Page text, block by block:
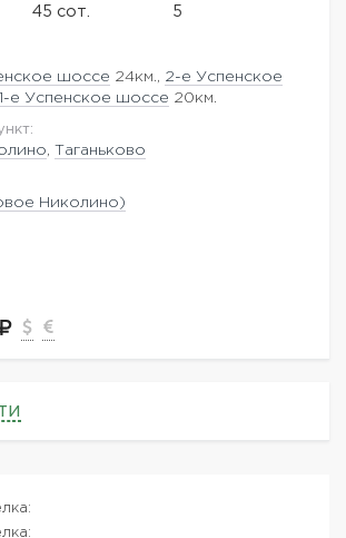
45 сот. 5
шоссе 24км., 2-е Успенское
1-е Успенское шоссе 20км.
Таганьково
Николино)